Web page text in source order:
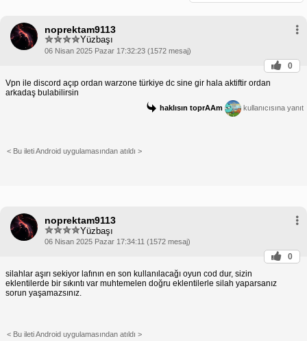
noprektam9113
Yüzbaşı
06 Nisan 2025 Pazar 17:32:23 (1572 mesaj)
0
Vpn ile discord açıp ordan warzone türkiye dc sine gir hala aktiftir ordan
arkadaş bulabilirsin
haklısın toprAAm kullanıcısına yanıt
< Bu ileti Android uygulamasından atıldı >
noprektam9113
Yüzbaşı
06 Nisan 2025 Pazar 17:34:11 (1572 mesaj)
0
silahlar aşırı sekiyor lafının en son kullanılacağı oyun cod dur, sizin
eklentilerde bir sıkıntı var muhtemelen doğru eklentilerle silah yaparsanız
sorun yaşamazsınız.
< Bu ileti Android uygulamasından atıldı >